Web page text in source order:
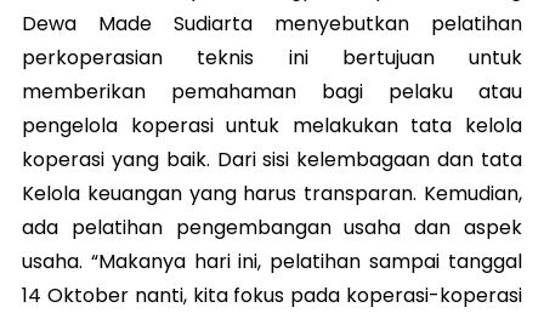
Dewa Made Sudiarta menyebutkan pelatihan
perkoperasian teknis ini bertujuan untuk
memberikan pemahaman bagi pelaku atau
pengelola koperasi untuk melakukan tata kelola
koperasi yang baik. Dari sisi kelembagaan dan tata
Kelola keuangan yang harus transparan. Kemudian,
ada pelatihan pengembangan usaha dan aspek
usaha. “Makanya hari ini, pelatihan sampai tanggal
14 Oktober nanti, kita fokus pada koperasi-koperasi